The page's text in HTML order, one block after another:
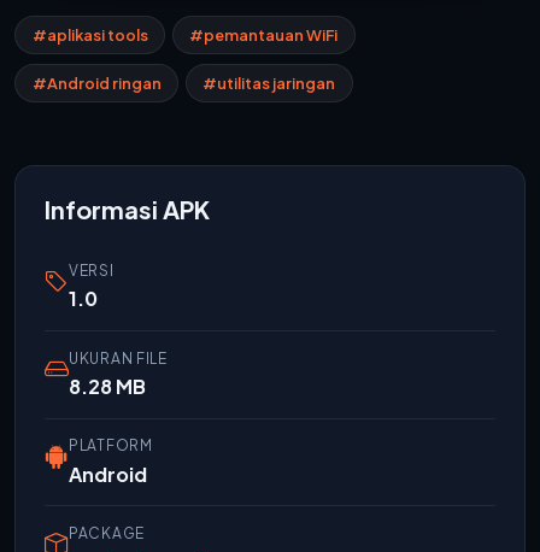
#aplikasi tools #pemantauan WiFi
#Android ringan #utilitas jaringan
Informasi APK
VERSI
1.0
UKURAN FILE
8.28 MB
PLATFORM
Android
PACKAGE